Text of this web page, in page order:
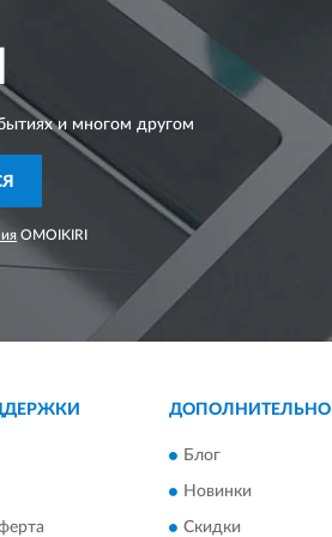
и многом другом
OMOIKIRI
ДОПОЛНИТЕЛЬНО
Блог
Новинки
Скидки